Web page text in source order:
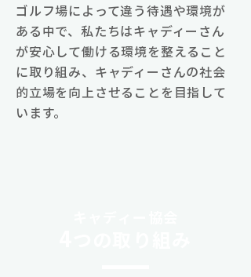
ゴルフ場によって違う待遇や環境が
ある中で、私たちはキャディーさん
が安心して働ける環境を整えること
に取り組み、キャディーさんの社会
的立場を向上させることを目指して
います。